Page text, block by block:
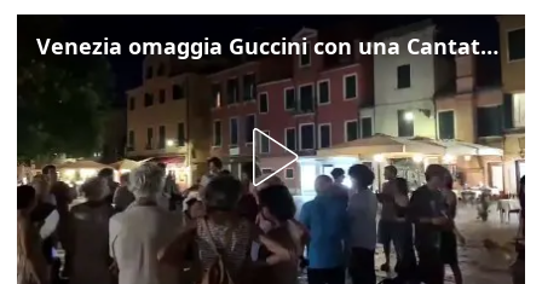
Venezia omaggia Guccini con una Cantata Anarchica in campo Santa Margherita